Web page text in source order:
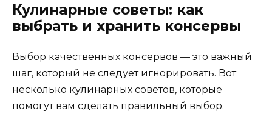
Кулинарные советы: как
выбрать и хранить консервы
Выбор качественных консервов — это важный
шаг, который не следует игнорировать. Вот
несколько кулинарных советов, которые
помогут вам сделать правильный выбор.